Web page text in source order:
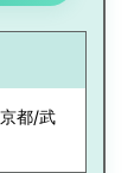
都/武